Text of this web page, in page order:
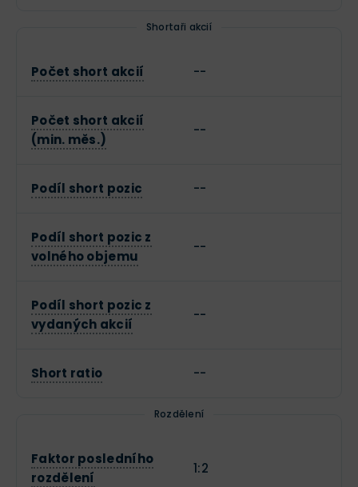
Shortaři akcií
Počet short akcií --
Počet short akcií
(min. měs.)
--
Podíl short pozic --
Podíl short pozic z
volného objemu
--
Podíl short pozic z
vydaných akcií
--
Short ratio --
Rozdělení
Faktor posledního
rozdělení
1:2